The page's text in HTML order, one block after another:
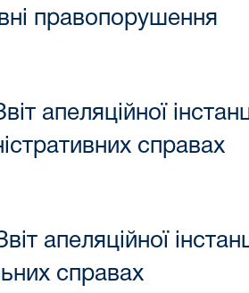
правопорушення
апеляційної
справах
апеляційної
справах